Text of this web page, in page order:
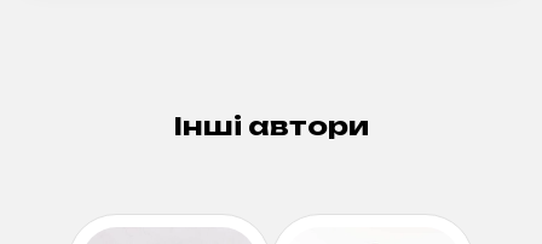
Інші автори